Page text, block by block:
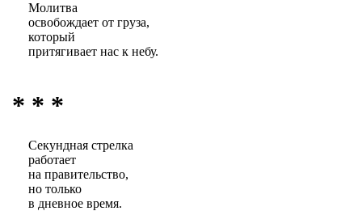
Молитва
освобождает от груза,
который
притягивает нас к небу.
* * *
Секундная стрелка
работает
на правительство,
но только
в дневное время.